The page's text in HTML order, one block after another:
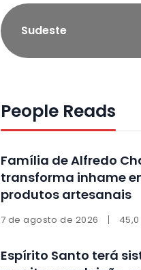
Sudeste
People Reads
Família de Alfredo
transforma inhame
produtos artesanais
7 de agosto de 2026
Espírito Santo terá